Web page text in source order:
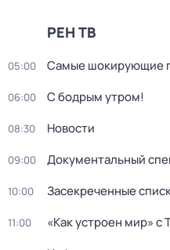
РЕН ТВ
05:00 Самые шoкиpующие
06:00 С бодрым утром!
08:30 Новости
09:00 Документальный
10:00 Зaceкрeченные
11:00 «Как устроен мир»